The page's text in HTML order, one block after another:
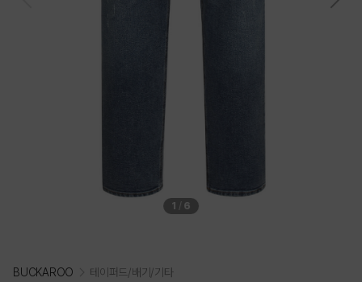
1 / 6
BUCKAROO 테이퍼드/배기/기타